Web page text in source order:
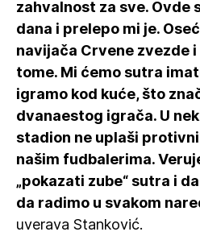
zahvalnost za sve. Ovde
dana i prelepo mi je.
navijača Crvene zvezde
tome. Mi ćemo sutra
igramo kod kuće, što
dvanaestog igrača. U
stadion ne uplaši
našim fudbalerima.
„pokazati zube“ sutra i
da radimo u svakom
uverava Stanković.